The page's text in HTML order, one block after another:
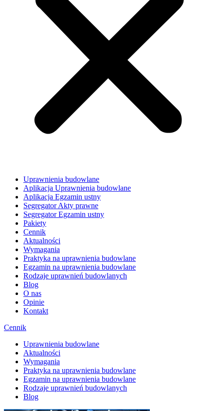
Uprawnienia budowlane
Aplikacja Uprawnienia budowlane
Aplikacja Egzamin ustny
Segregator Akty prawne
Segregator Egzamin ustny
Pakiety
Cennik
Aktualności
Wymagania
Praktyka na uprawnienia budowlane
Egzamin na uprawnienia budowlane
Rodzaje uprawnień budowlanych
Blog
O nas
Opinie
Kontakt
Cennik
Uprawnienia budowlane
Aktualności
Wymagania
Praktyka na uprawnienia budowlane
Egzamin na uprawnienia budowlane
Rodzaje uprawnień budowlanych
Blog